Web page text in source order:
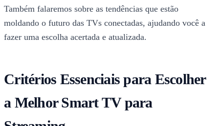
Também falaremos sobre as tendências que estão
moldando o futuro das TVs conectadas, ajudando você a
fazer uma escolha acertada e atualizada.
Critérios Essenciais para Escolher
a Melhor Smart TV para